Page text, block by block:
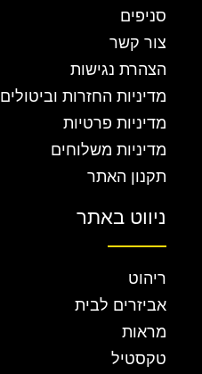
סניפים
צור קשר
הצהרת נגישות
מדיניות החזרות וביטולים
מדיניות פרטיות
מדיניות משלוחים
תקנון האתר
ניווט באתר
ריהוט
אביזרים לבית
מראות
טקסטיל